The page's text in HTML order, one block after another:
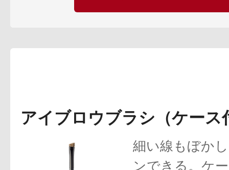
スキンクリア
ボディケア
アイブロウブラシ（ケース
細い線もぼか
ンできる。ケ